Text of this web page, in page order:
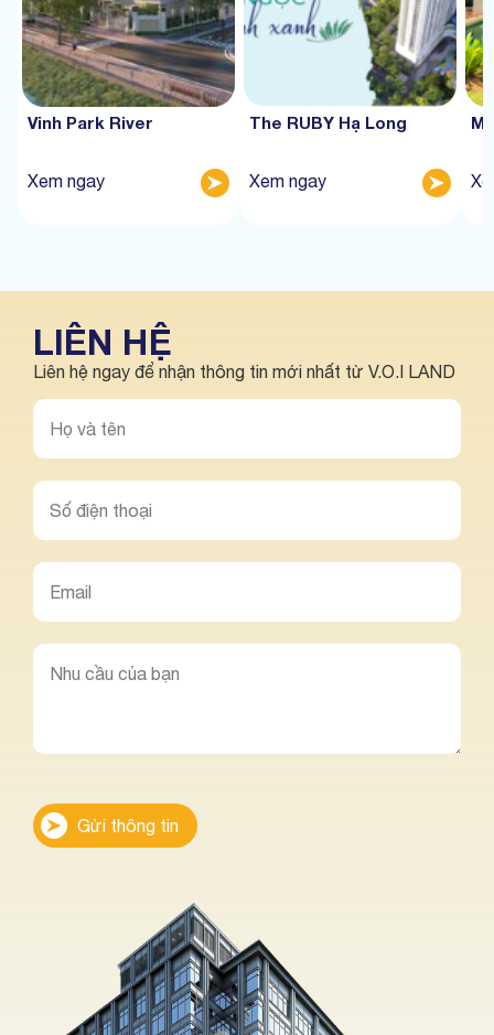
Vinh Park River
Xem ngay
The RUBY Hạ Long
Xem ngay
LIÊN HỆ
Liên hệ ngay để nhận thông tin mới nhất từ V.O.I LAND
Gửi thông tin